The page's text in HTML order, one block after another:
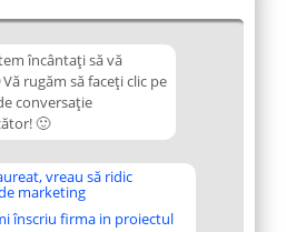
încântați să vă
rugăm să faceți clic pe
conversație
🙂
vreau să ridic
marketing
înscriu firma in proiectul